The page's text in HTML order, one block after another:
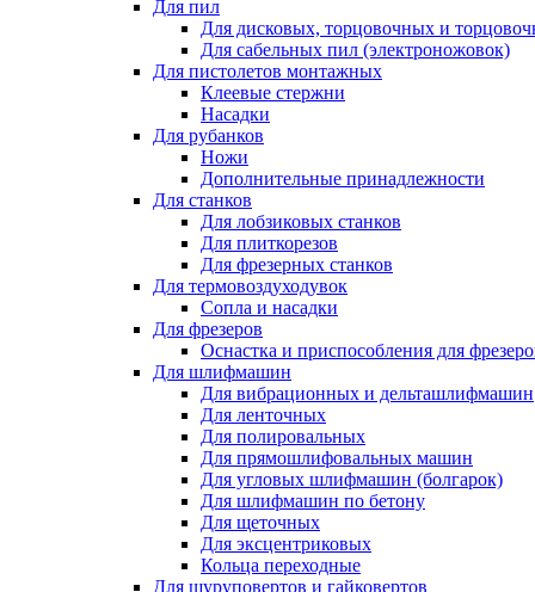
Для пил
Для дисковых, торцовочных и
Для сабельных пил (электроножовок)
Для пистолетов монтажных
Клеевые стержни
Насадки
Для рубанков
Ножи
Дополнительные принадлежности
Для станков
Для лобзиковых станков
Для плиткорезов
Для фрезерных станков
Для термовоздуходувок
Сопла и насадки
Для фрезеров
Оснастка и приспособления для
Для шлифмашин
Для вибрационных и дельташлифмашин
Для ленточных
Для полировальных
Для прямошлифовальных машин
Для угловых шлифмашин (болгарок)
Для шлифмашин по бетону
Для щеточных
Для эксцентриковых
Кольца переходные
Для шуруповертов и гайковертов